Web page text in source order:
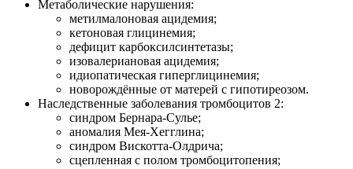
Метаболические нарушения:
метилмалоновая ацидемия;
кетоновая глицинемия;
дефицит карбоксилсинтетазы;
изовалериановая ацидемия;
идиопатическая гиперглицинемия;
новорождённые от матерей с гипотиреозом.
Наследственные заболевания тромбоцитов 2:
синдром Бернара-Сулье;
аномалия Мея-Хегглина;
синдром Вискотта-Олдрича;
сцепленная с полом тромбоцитопения;